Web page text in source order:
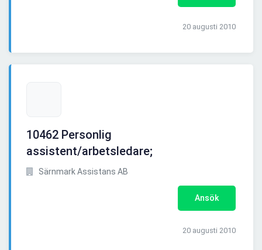
20 augusti 2010
10462 Personlig
assistent/arbetsledare;
Särnmark Assistans AB
Ansök
20 augusti 2010